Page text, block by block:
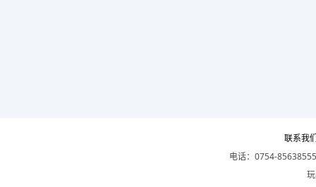
联系我
电话：0754-